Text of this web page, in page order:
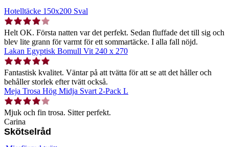
Hotelltäcke 150x200 Sval
Helt OK. Första natten var det perfekt. Sedan fluffade det till sig och
blev lite grann för varmt för ett sommartäcke. I alla fall nöjd.
Lakan Egyptisk Bomull Vit 240 x 270
Fantastisk kvalitet. Väntar på att tvätta för att se att det håller och
behåller storlek efter tvätt också.
Meja Trosa Hög Midja Svart 2-Pack L
Mjuk och fin trosa. Sitter perfekt.
Carina
Skötselråd